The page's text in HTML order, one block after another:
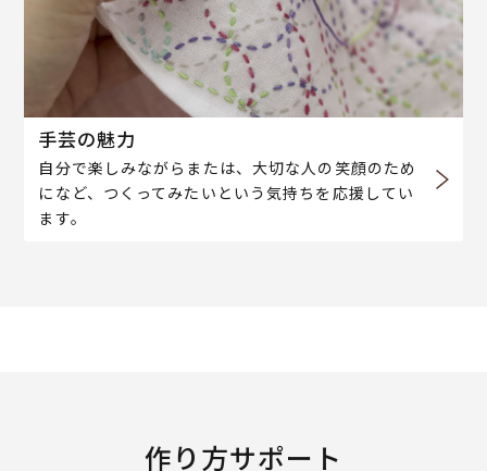
手芸の魅力
自分で楽しみながらまたは、大切な人の笑顔のため
になど、つくってみたいという気持ちを応援してい
ます。
作り方サポート